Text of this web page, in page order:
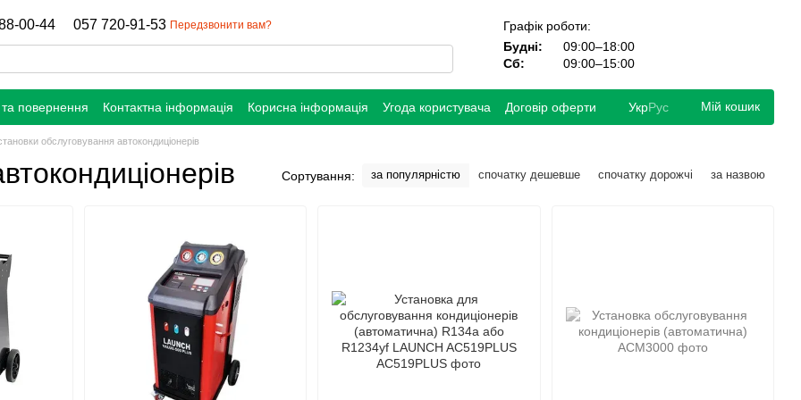
00-44 057 720-91-53 Передзвонити вам?
Графік роботи:
Будні:
09:00–18:00
Сб:
09:00–15:00
повернення Контактна інформація Корисна інформація Угода користувача Договір оферти УкрРус Мій кошик
обслуговування автокондиціонерів
Сортування: за популярністю спочатку дешевше спочатку дорожчі за назвою